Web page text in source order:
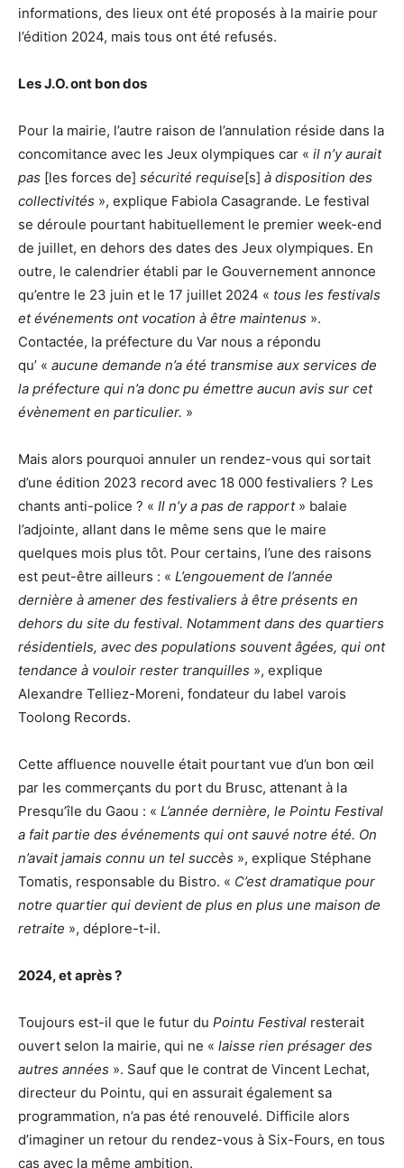
informations, des lieux ont été proposés à la mairie pour
l’édition 2024, mais tous ont été refusés.
Les J.O. ont bon dos
Pour la mairie, l’autre raison de l’annulation réside dans la
concomitance avec les Jeux olympiques car « il n’y aurait
pas [les forces de] sécurité requise[s] à disposition des
collectivités », explique Fabiola Casagrande. Le festival
se déroule pourtant habituellement le premier week-end
de juillet, en dehors des dates des Jeux olympiques. En
outre, le calendrier établi par le Gouvernement annonce
qu’entre le 23 juin et le 17 juillet 2024 « tous les festivals
et événements ont vocation à être maintenus ».
Contactée, la préfecture du Var nous a répondu
qu’ « aucune demande n’a été transmise aux services de
la préfecture qui n’a donc pu émettre aucun avis sur cet
évènement en particulier. »
Mais alors pourquoi annuler un rendez-vous qui sortait
d’une édition 2023 record avec 18 000 festivaliers ? Les
chants anti-police ? « Il n’y a pas de rapport » balaie
l’adjointe, allant dans le même sens que le maire
quelques mois plus tôt. Pour certains, l’une des raisons
est peut-être ailleurs : « L’engouement de l’année
dernière à amener des festivaliers à être présents en
dehors du site du festival. Notamment dans des quartiers
résidentiels, avec des populations souvent âgées, qui ont
tendance à vouloir rester tranquilles », explique
Alexandre Telliez-Moreni, fondateur du label varois
Toolong Records.
Cette affluence nouvelle était pourtant vue d’un bon œil
par les commerçants du port du Brusc, attenant à la
Presqu’île du Gaou : « L’année dernière, le Pointu Festival
a fait partie des événements qui ont sauvé notre été. On
n’avait jamais connu un tel succès », explique Stéphane
Tomatis, responsable du Bistro. « C’est dramatique pour
notre quartier qui devient de plus en plus une maison de
retraite », déplore-t-il.
2024, et après ?
Toujours est-il que le futur du Pointu Festival resterait
ouvert selon la mairie, qui ne « laisse rien présager des
autres années ». Sauf que le contrat de Vincent Lechat,
directeur du Pointu, qui en assurait également sa
programmation, n’a pas été renouvelé. Difficile alors
d’imaginer un retour du rendez-vous à Six-Fours, en tous
cas avec la même ambition.